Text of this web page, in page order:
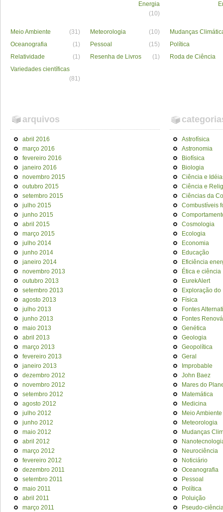
Energia
(10)
Meio Ambiente (31) Meteorologia (10)
Mudanças
Oceanografia
(1) Pessoal (15)
Política
Relatividade
(1) Resenha de Livros (1)
Roda de Ciência
Variedades científicas
(81)
arquivos
abril 2016
março 2016
fevereiro 2016
janeiro 2016
novembro 2015
outubro 2015
setembro 2015
julho 2015
junho 2015
abril 2015
março 2015
julho 2014
junho 2014
janeiro 2014
novembro 2013
outubro 2013
setembro 2013
agosto 2013
julho 2013
junho 2013
maio 2013
abril 2013
março 2013
fevereiro 2013
janeiro 2013
dezembro 2012
novembro 2012
setembro 2012
agosto 2012
julho 2012
junho 2012
maio 2012
abril 2012
março 2012
fevereiro 2012
dezembro 2011
setembro 2011
maio 2011
abril 2011
março 2011
Astrofísica
Astronomia
Biofísica
Biologia
Ciência e
Ciência e
Ciências da
Combustíveis
Cosmologia
Ecologia
Economia
Educação
Eficiência
Ética e ciência
EurekAlert
Exploração do
Física
Fontes
Fontes
Genética
Geologia
Geopolítica
Geral
Improbable
John Baez
Mares do
Matemática
Medicina
Meio Ambiente
Meteorologia
Mudanças
Neurociência
Noticiário
Oceanografia
Pessoal
Política
Poluição
Pseudo-